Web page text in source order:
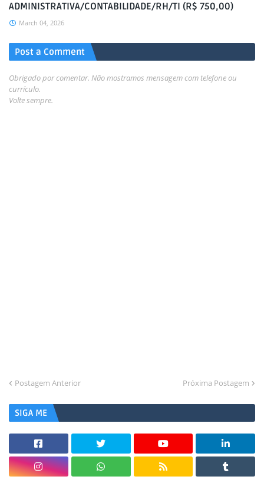
ADMINISTRATIVA/CONTABILIDADE/RH/TI (R$ 750,00)
March 04, 2026
Post a Comment
Obrigado por comentar. Não mostramos mensagem com telefone ou
currículo.
Volte sempre.
Postagem Anterior Próxima Postagem
SIGA ME